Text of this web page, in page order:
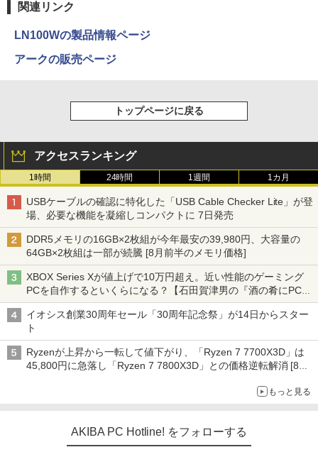
関連リンク
LN100Wの製品情報ページ
アークの販売ページ
トップページに戻る
アクセスランキング
1時間 24時間 1週間 1カ月
USBケーブルの確認に特化した「USB Cable Checker Lite」が登
場、必要な機能を凝縮しコンパクトに 7日発売
DDR5メモリの16GB×2枚組が今年最安の39,980円、大容量の
64GB×2枚組は一部が続騰 [8月前半のメモリ価格]
XBOX Series Xが値上げで10万円超え。近い性能のゲーミング
PCを自作するといくらになる？【石田賀津男の『酒の肴にPCゲ
ーム』】
イオシス創業30周年セール「30周年記念祭」が14日からスター
ト
Ryzenが上昇から一転して値下がり、「Ryzen 7 7700X3D」は
45,800円に急落し「Ryzen 7 7800X3D」との価格逆転解消 [8月
もっと見る
AKIBA PC Hotline! をフォローする